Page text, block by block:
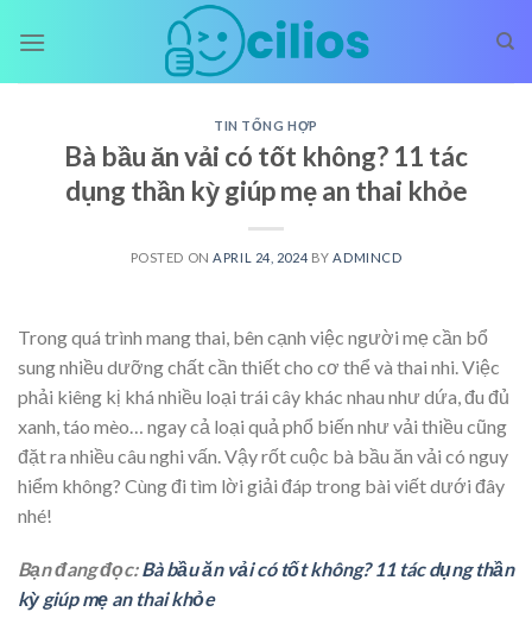
TIN TỔNG HỢP
Bà bầu ăn vải có tốt không? 11 tác
dụng thần kỳ giúp mẹ an thai khỏe
POSTED ON APRIL 24, 2024 BY ADMINCD
Trong quá trình mang thai, bên cạnh việc người mẹ cần bổ
sung nhiều dưỡng chất cần thiết cho cơ thể và thai nhi. Việc
phải kiêng kị khá nhiều loại trái cây khác nhau như dứa, đu đủ
xanh, táo mèo… ngay cả loại quả phổ biến như vải thiều cũng
đặt ra nhiều câu nghi vấn. Vậy rốt cuộc bà bầu ăn vải có nguy
hiểm không? Cùng đi tìm lời giải đáp trong bài viết dưới đây
nhé!
Bạn đang đọc:Bà bầu ăn vải có tốt không? 11 tác dụng thần
kỳ giúp mẹ an thai khỏe